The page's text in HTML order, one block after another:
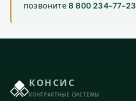
позвоните 8 800 234-77-23
КОНСИС
КОНТРАКТНЫЕ СИСТЕМЫ